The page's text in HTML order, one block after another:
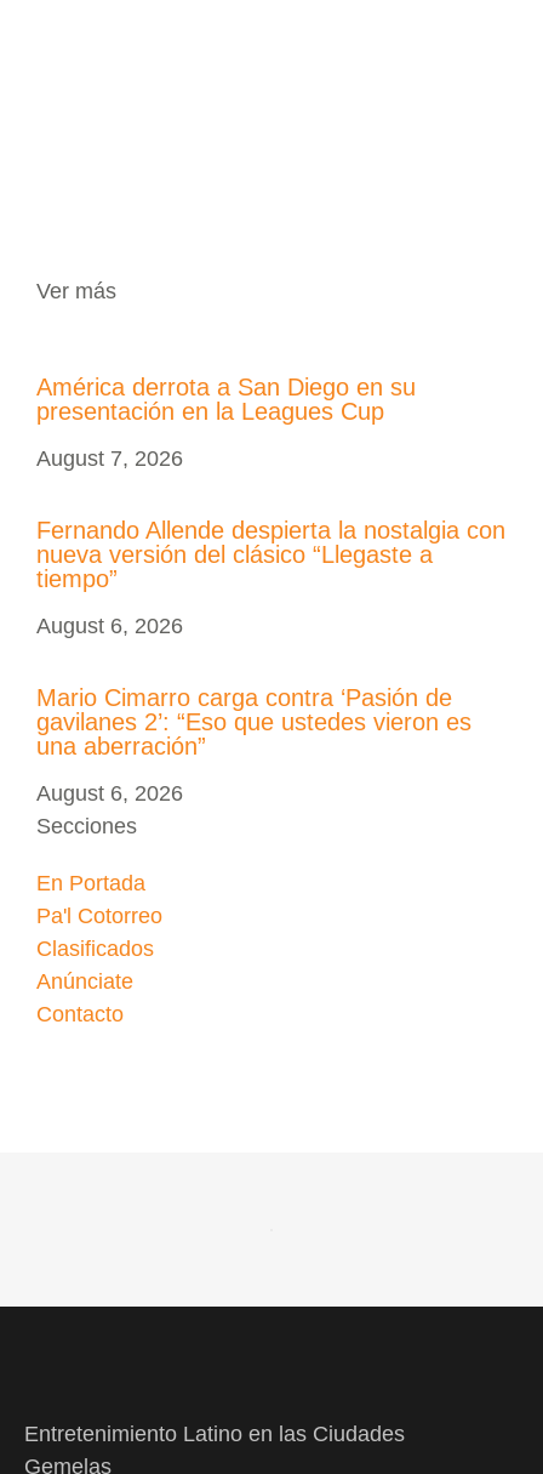
Ver más
América derrota a San Diego en su
presentación en la Leagues Cup
August 7, 2026
Fernando Allende despierta la nostalgia con
nueva versión del clásico “Llegaste a
tiempo”
August 6, 2026
Mario Cimarro carga contra ‘Pasión de
gavilanes 2’: “Eso que ustedes vieron es
una aberración”
August 6, 2026
Secciones
En Portada
Pa'l Cotorreo
Clasificados
Anúnciate
Contacto
Entretenimiento Latino en las Ciudades
Gemelas